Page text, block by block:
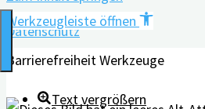
Datenschutz
Werkzeugleiste öffnen
Barrierefreiheit Werkzeuge
Text vergrößern